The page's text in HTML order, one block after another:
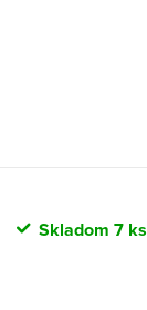
Skladom7 ks